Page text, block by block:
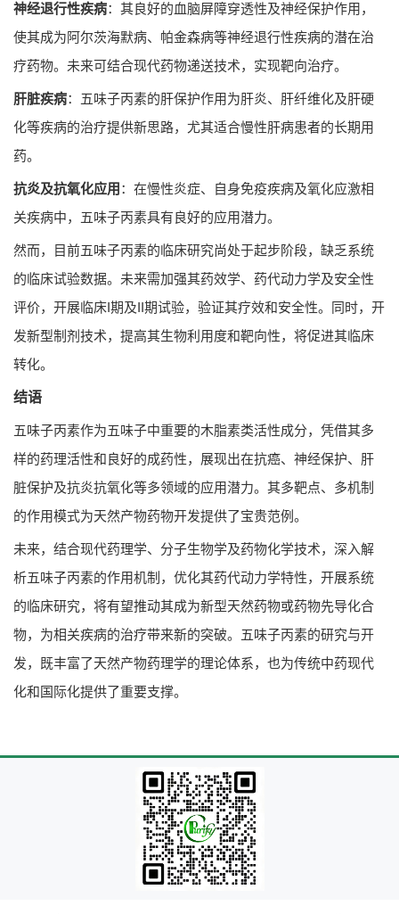
神经退行性疾病：其良好的血脑屏障穿透性及神经保护作用，
使其成为阿尔茨海默病、帕金森病等神经退行性疾病的潜在治
疗药物。未来可结合现代药物递送技术，实现靶向治疗。
肝脏疾病：五味子丙素的肝保护作用为肝炎、肝纤维化及肝硬
化等疾病的治疗提供新思路，尤其适合慢性肝病患者的长期用
药。
抗炎及抗氧化应用 ：在慢性炎症、自身免疫疾病及氧化应激相
关疾病中，五味子丙素具有良好的应用潜力。
然而，目前五味子丙素的临床研究尚处于起步阶段，缺乏系统
的临床试验数据。未来需加强其药效学、药代动力学及安全性
评价，开展临床I期及II期试验，验证其疗效和安全性。同时，开
发新型制剂技术，提高其生物利用度和靶向性，将促进其临床
转化。
结语
五味子丙素作为五味子中重要的木脂素类活性成分，凭借其多
样的药理活性和良好的成药性，展现出在抗癌、神经保护、肝
脏保护及抗炎抗氧化等多领域的应用潜力。其多靶点、多机制
的作用模式为天然产物药物开发提供了宝贵范例。
未来，结合现代药理学、分子生物学及药物化学技术，深入解
析五味子丙素的作用机制，优化其药代动力学特性，开展系统
的临床研究，将有望推动其成为新型天然药物或药物先导化合
物，为相关疾病的治疗带来新的突破。五味子丙素的研究与开
发，既丰富了天然产物药理学的理论体系，也为传统中药现代
化和国际化提供了重要支撑。